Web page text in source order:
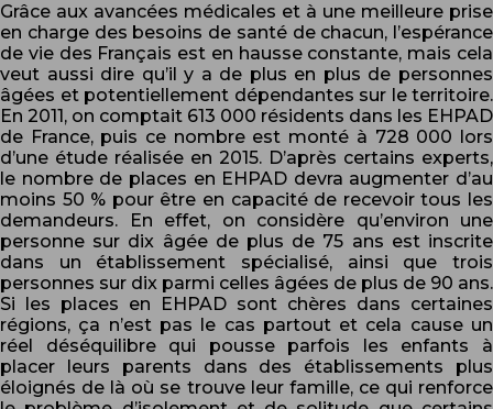
Grâce aux avancées médicales et à une meilleure prise
en charge des besoins de santé de chacun, l’espérance
de vie des Français est en hausse constante, mais cela
veut aussi dire qu’il y a de plus en plus de personnes
âgées et potentiellement dépendantes sur le territoire.
En 2011, on comptait 613 000 résidents dans les EHPAD
de France, puis ce nombre est monté à 728 000 lors
d’une étude réalisée en 2015. D’après certains experts,
le nombre de places en EHPAD devra augmenter d’au
moins 50 % pour être en capacité de recevoir tous les
demandeurs. En effet, on considère qu’environ une
personne sur dix âgée de plus de 75 ans est inscrite
dans un établissement spécialisé, ainsi que trois
personnes sur dix parmi celles âgées de plus de 90 ans.
Si les places en EHPAD sont chères dans certaines
régions, ça n’est pas le cas partout et cela cause un
réel déséquilibre qui pousse parfois les enfants à
placer leurs parents dans des établissements plus
éloignés de là où se trouve leur famille, ce qui renforce